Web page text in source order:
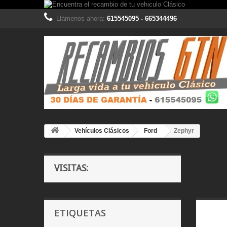
Llámenos ahora: 615545095 - 665344496
Vehículos Clásicos Ford Zephyr
VISITAS:
ETIQUETAS